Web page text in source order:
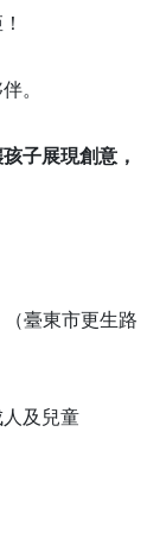
。
子展現創意，
臺東市更生路
及兒童